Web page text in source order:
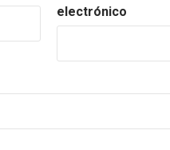
electrónico